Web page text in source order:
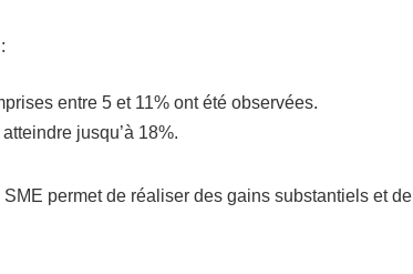
entre 5 et 11% ont été observées.
jusqu’à 18%.
permet de réaliser des gains substantiels et de